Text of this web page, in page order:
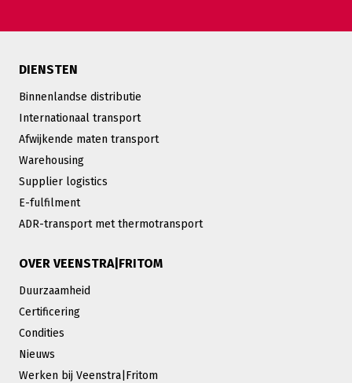
DIENSTEN
Binnenlandse distributie
Internationaal transport
Afwijkende maten transport
Warehousing
Supplier logistics
E-fulfilment
ADR-transport met thermotransport
OVER VEENSTRA|FRITOM
Duurzaamheid
Certificering
Condities
Nieuws
Werken bij Veenstra|Fritom